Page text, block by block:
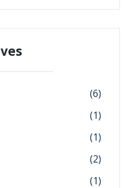
(6)
(1)
(1)
(2)
(1)